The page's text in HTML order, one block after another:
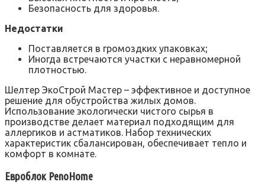
Безопасность для здоровья.
Недостатки
Поставляется в громоздких упаковках;
Иногда встречаются участки с неравномерной
плотностью.
Шелтер ЭкоСтрой Мастер – эффективное и доступное
решение для обустройства жилых домов.
Использование экологически чистого сырья в
производстве делает материал подходящим для
аллергиков и астматиков. Набор технических
характеристик сбалансирован, обеспечивает тепло и
комфорт в комнате.
Евроблок PenoHome